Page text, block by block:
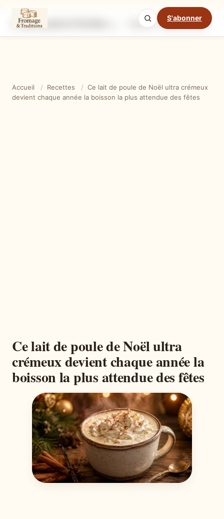
S'abonner
Ingrédients Étapes
Mode cuisine
Accueil / Recettes / Ce lait de poule de Noël ultra crémeux
devient chaque année la boisson la plus attendue des fêtes
Ce lait de poule de Noël ultra
crémeux devient chaque année la
boisson la plus attendue des fêtes